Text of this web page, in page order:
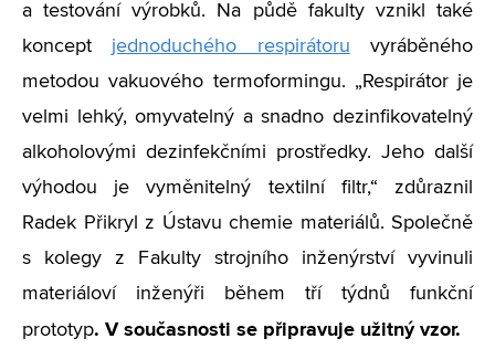
a testování výrobků. Na půdě fakulty vznikl také
koncept jednoduchého respirátoru vyráběného
metodou vakuového termoformingu. „Respirátor je
velmi lehký, omyvatelný a snadno dezinfikovatelný
alkoholovými dezinfekčními prostředky. Jeho další
výhodou je vyměnitelný textilní filtr,“ zdůraznil
Radek Přikryl z Ústavu chemie materiálů. Společně
s kolegy z Fakulty strojního inženýrství vyvinuli
materiáloví inženýři během tří týdnů funkční
prototyp. V současnosti se připravuje užitný vzor.